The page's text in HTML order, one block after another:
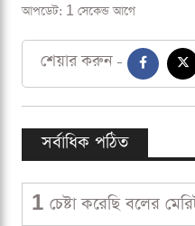
আপডেট: 1 সেকেন্ড আগে
শেয়ার করুন -
সর্বাধিক পঠিত
1 চেষ্টা করেছি বলের